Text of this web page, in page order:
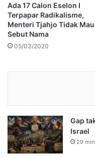
Ada 17 Calon Eselon I
Terpapar Radikalisme,
Menteri Tjahjo Tidak Mau
Sebut Nama
05/03/2020
Gap
Israel
29